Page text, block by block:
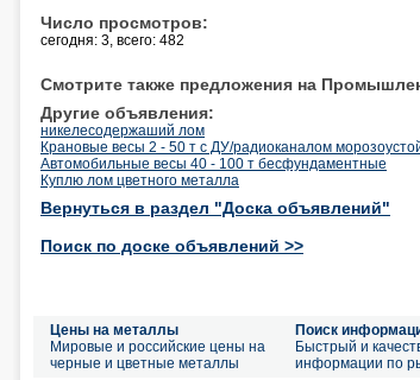
Число просмотров:
сегодня: 3, всего: 482
Смотрите также предложения на
Другие объявления:
никелесодержаший лом
Крановые весы 2 - 50 т с ДУ/радиоканалом
Автомобильные весы 40 - 100 т бесфундаментные
Куплю лом цветного металла
Вернуться в раздел "Доска объявлений"
Поиск по доске объявлений >>
Цены на металлы
Мировые и российские цены на
черные и цветные металлы
Поиск
Быстрый и
информации по